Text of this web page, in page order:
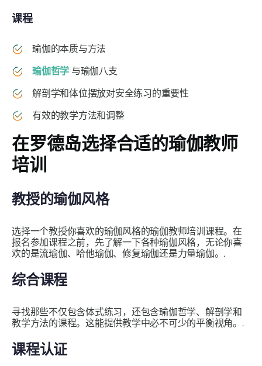
课程
瑜伽的本质与方法
瑜伽哲学 与瑜伽八支
解剖学和体位摆放对安全练习的重要性
有效的教学方法和调整
在罗德岛选择合适的瑜伽教师
培训
教授的瑜伽风格
选择一个教授你喜欢的瑜伽风格的瑜伽教师培训课程。在
报名参加课程之前，先了解一下各种瑜伽风格，无论你喜
欢的是流瑜伽、哈他瑜伽、修复瑜伽还是力量瑜伽。.
综合课程
寻找那些不仅包含体式练习，还包含瑜伽哲学、解剖学和
教学方法的课程。这能提供教学中必不可少的平衡视角。.
课程认证